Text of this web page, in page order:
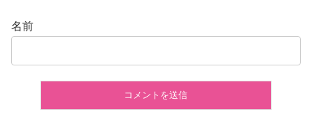
名前